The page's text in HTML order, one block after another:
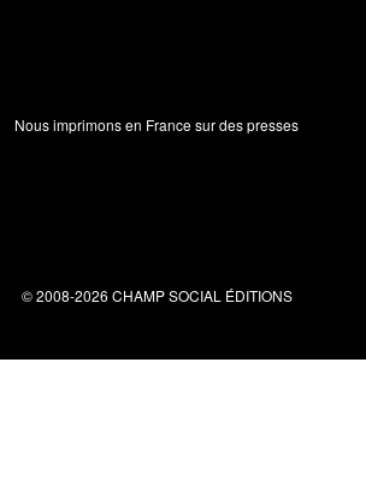
Nous imprimons en France sur des presses
© 2008-2026 CHAMP SOCIAL ÉDITIONS